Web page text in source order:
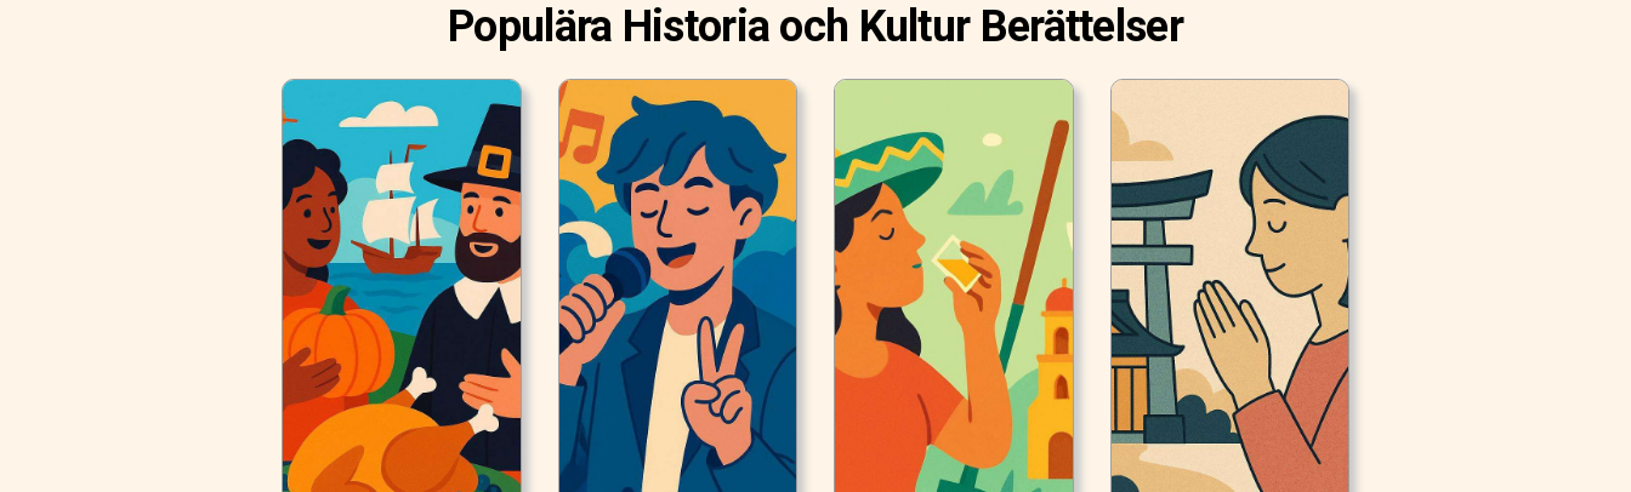
Populära Historia och Kultur Berättelser